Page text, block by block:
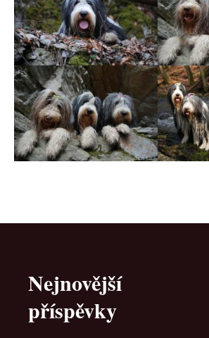
Nejnovější
příspěvky